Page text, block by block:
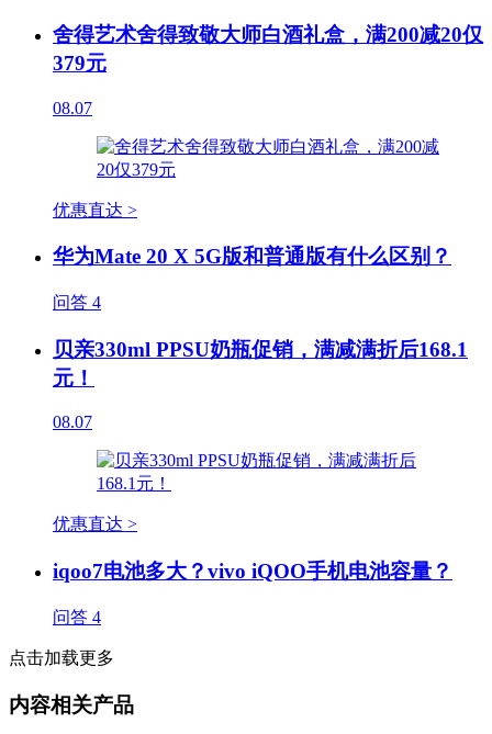
舍得艺术舍得致敬大师白酒礼盒，满200减20仅
379元
08.07
优惠直达 >
华为Mate 20 X 5G版和普通版有什么区别？
问答 4
贝亲330ml PPSU奶瓶促销，满减满折后168.1
元！
08.07
优惠直达 >
iqoo7电池多大？vivo iQOO手机电池容量？
问答 4
点击加载更多
内容相关产品